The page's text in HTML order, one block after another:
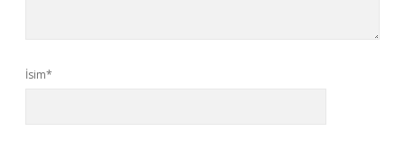
İsim*